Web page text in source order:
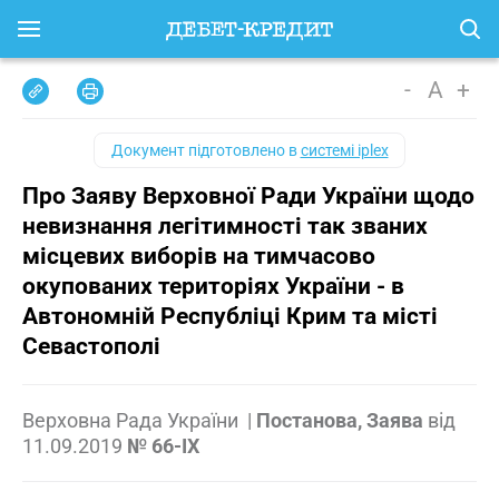
- A +
Документ підготовлено всистемі iplex
Про Заяву Верховної Ради України щодо
невизнання легітимності так званих
місцевих виборів на тимчасово
окупованих територіях України - в
Автономній Республіці Крим та місті
Севастополі
Верховна Рада України | Постанова, Заява від
11.09.2019 № 66-IX